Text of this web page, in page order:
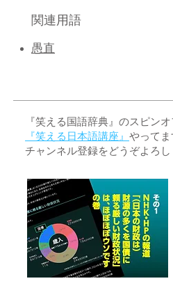
関連用語
愚直
『笑える国語辞典』のスピン
『笑える日本語講座』 やってま
チャンネル登録をどうぞよろし